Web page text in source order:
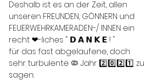
Deshalb ist es an der Zeit, allen
unseren FREUNDEN, GÖNNERN und
FEUERWEHRKAMERADEN-/ INNEN ein
recht ❤-liches " 𝗗 𝗔 𝗡 𝗞 𝗘 ! "
für das fast abgelaufene, doch
sehr turbulente 🦠 Jahr 2️⃣0️⃣2️⃣1️⃣ zu
sagen.